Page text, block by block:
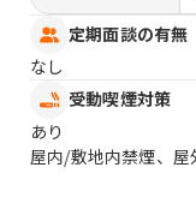
定期面談の有無
なし
受動喫煙対策
あり
屋内/敷地内禁煙、屋